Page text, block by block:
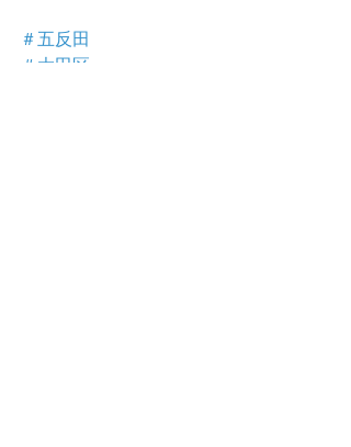
＃五反田
＃大田区